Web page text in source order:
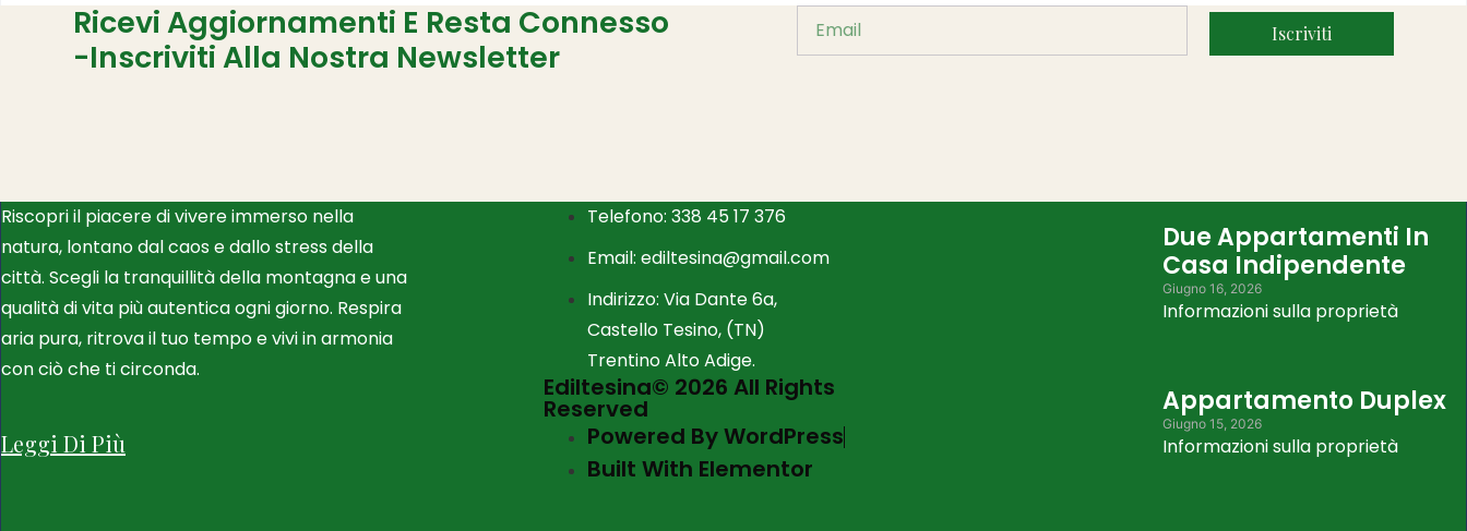
Ricevi Aggiornamenti E Resta Connesso
-inscriviti Alla Nostra Newsletter
Iscriviti
Riscopri il piacere di vivere immerso nella
natura, lontano dal caos e dallo stress della
città. Scegli la tranquillità della montagna e una
qualità di vita più autentica ogni giorno. Respira
aria pura, ritrova il tuo tempo e vivi in armonia
con ciò che ti circonda.
Leggi Di Più
Telefono: 338 45 17 376
Email: ediltesina@gmail.com
Indirizzo: Via Dante 6a,
Castello Tesino, (TN)
Trentino Alto Adige.
Ediltesina© 2026 All Rights
Reserved
Powered By WordPress
Built With Elementor
Due Appartamenti In
Casa Indipendente
Giugno 16, 2026
Informazioni sulla proprietà
Appartamento Duplex
Giugno 15, 2026
Informazioni sulla proprietà